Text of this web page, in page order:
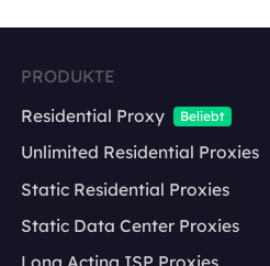
PRODUKTE
Residential Proxy
Beliebt
Unlimited Residential Proxies
Static Residential Proxies
Static Data Center Proxies